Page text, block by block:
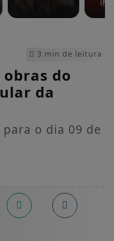
3 min de leitura
do
da
o dia 09 de